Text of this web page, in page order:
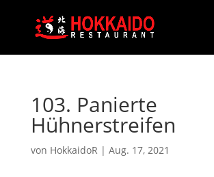
103. Panierte
Hühnerstreifen
von HokkaidoR | Aug. 17, 2021